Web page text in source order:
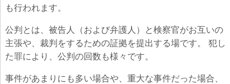
も行われます。
公判とは、被告人（および弁護人）と検察官がお互いの
主張や、裁判をするための証拠を提出する場です。 犯し
た罪により、公判の回数も様々です。
事件があまりにも多い場合や、重大な事件だった場合、